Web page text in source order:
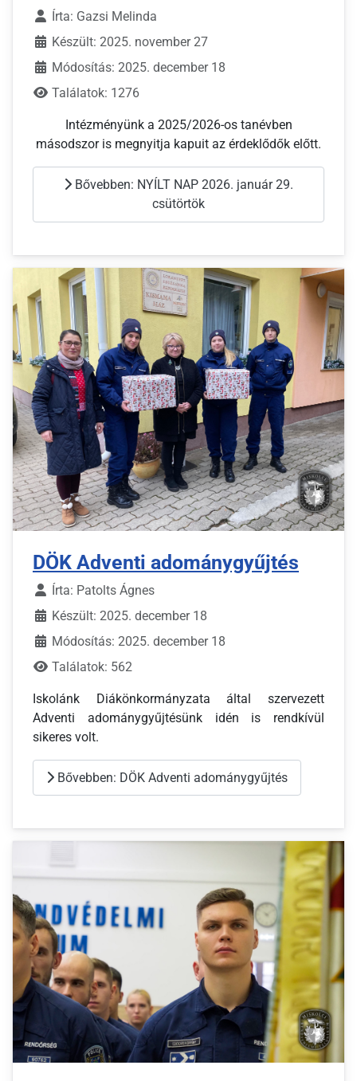
Írta: Gazsi Melinda
Készült: 2025. november 27
Módosítás: 2025. december 18
Találatok: 1276
Intézményünk a 2025/2026-os tanévben
másodszor is megnyitja kapuit az érdeklődők előtt.
Bővebben: NYÍLT NAP 2026. január 29.
csütörtök
DÖK Adventi adománygyűjtés
Írta: Patolts Ágnes
Készült: 2025. december 18
Módosítás: 2025. december 18
Találatok: 562
Iskolánk Diákönkormányzata által szervezett
Adventi adománygyűjtésünk idén is rendkívül
sikeres volt.
Bővebben: DÖK Adventi adománygyűjtés